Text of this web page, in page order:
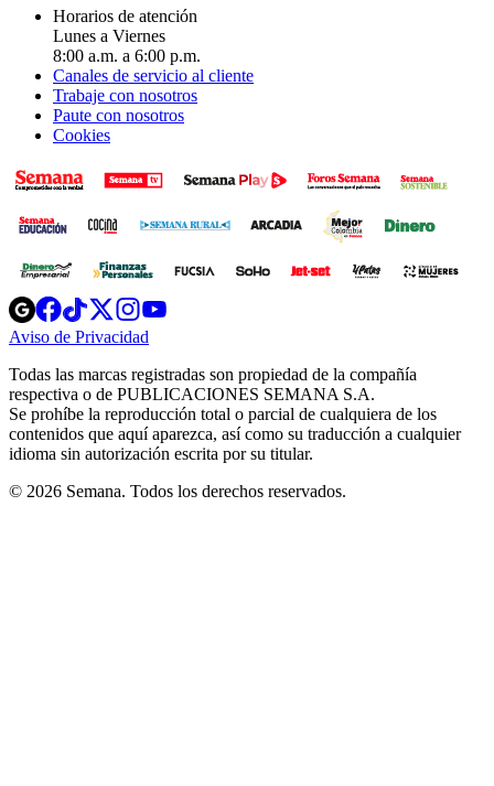
Horarios de atención
Lunes a Viernes
8:00 a.m. a 6:00 p.m.
Canales de servicio al cliente
Trabaje con nosotros
Paute con nosotros
Cookies
Opens
in
new
Opens
in
new
Opens
in
new
window
Opens
new
windowwindow
Aviso de Privacidad
new
window
Todas las marcas registradas son propiedad de la compañía
respectiva o de PUBLICACIONES SEMANA S.A.
Se prohíbe la reproducción total o parcial de cualquiera de los
contenidos que aquí aparezca, así como su traducción a cualquier
idioma sin autorización escrita por su titular.
© 2026 Semana. Todos los derechos reservados.